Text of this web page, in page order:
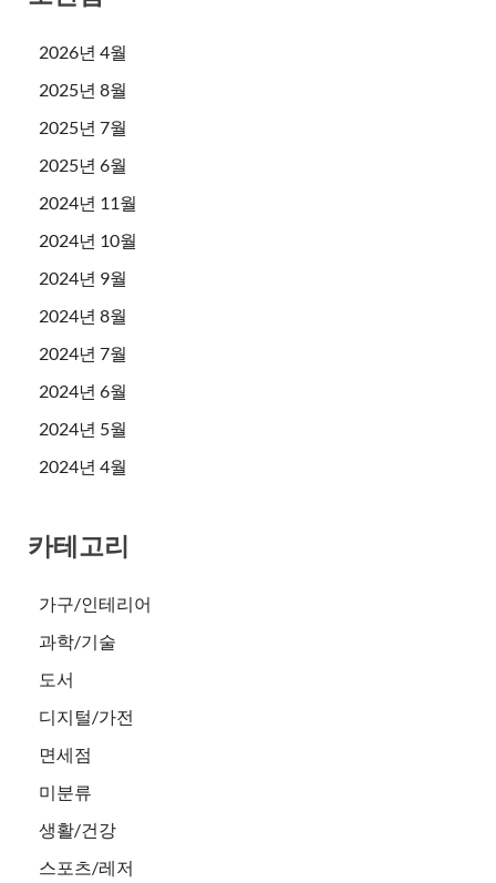
2026년 4월
2025년 8월
2025년 7월
2025년 6월
2024년 11월
2024년 10월
2024년 9월
2024년 8월
2024년 7월
2024년 6월
2024년 5월
2024년 4월
카테고리
가구/인테리어
과학/기술
도서
디지털/가전
면세점
미분류
생활/건강
스포츠/레저